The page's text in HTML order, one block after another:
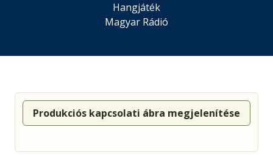
Hangjáték
Magyar Rádió
Produkciós kapcsolati ábra megjelenítése